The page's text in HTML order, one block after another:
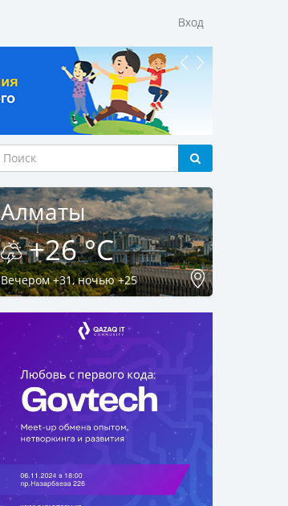
Вход
Алматы
+26 °C
Вечером +31, ночью +25